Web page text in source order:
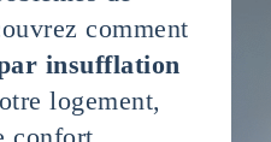
comment
insufflation
logement,